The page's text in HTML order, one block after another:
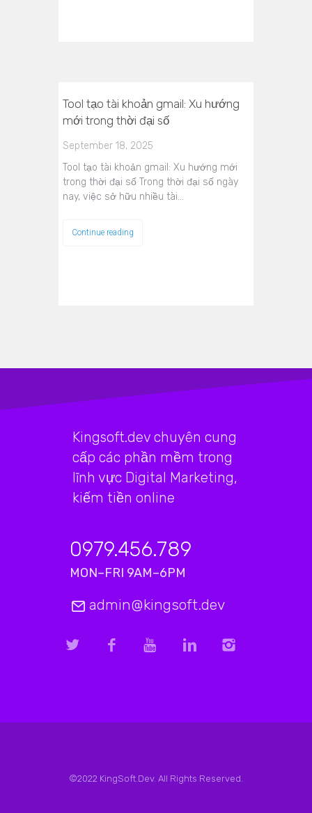
Tool tạo tài khoản gmail: Xu hướng
mới trong thời đại số
September 18, 2025
Tool tạo tài khoản gmail: Xu hướng mới
trong thời đại số Trong thời đại số ngày
nay, việc sở hữu nhiều tài…
Continue reading
Kingsoft.dev chuyên cung
cấp các phần mềm trong
lĩnh vực Digital Marketing,
kiếm tiền online
0979.456.789
MON–FRI 9AM–6PM
admin@kingsoft.dev
©2022 KingSoft.Dev. All Rights Reserved.